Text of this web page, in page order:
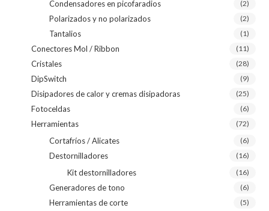
Condensadores en picofaradios (2)
Polarizados y no polarizados (2)
Tantalios (1)
Conectores Mol / Ribbon (11)
Cristales (28)
DipSwitch (9)
Disipadores de calor y cremas disipadoras (25)
Fotoceldas (6)
Herramientas (72)
Cortafríos / Alicates (6)
Destornilladores (16)
Kit destornilladores (16)
Generadores de tono (6)
Herramientas de corte (5)